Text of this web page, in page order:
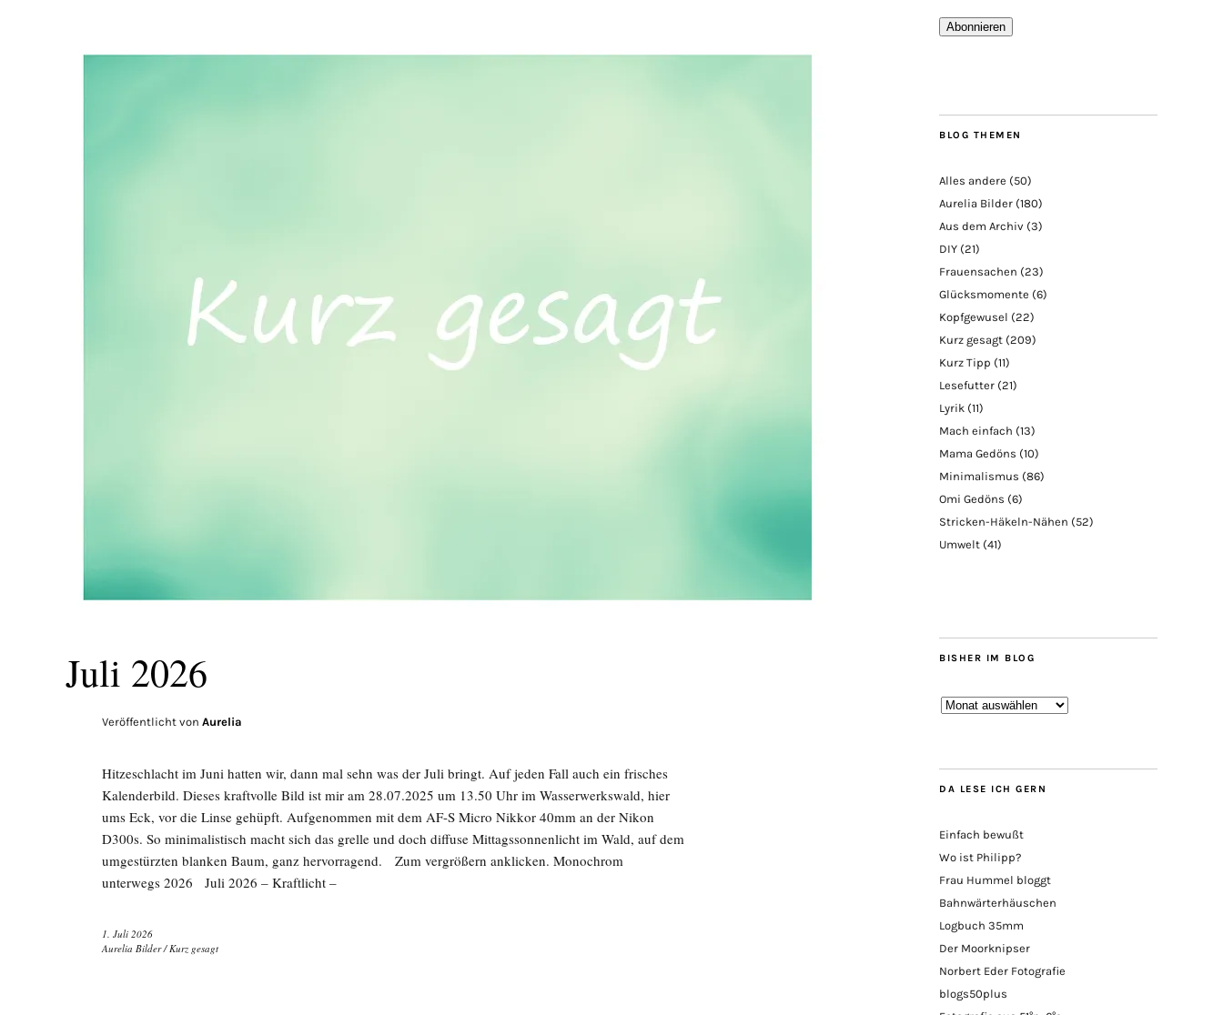
Juli 2026
Veröffentlicht von Aurelia
Hitzeschlacht im Juni hatten wir, dann mal sehn was der Juli bringt. Auf jeden Fall auch ein frisches
Kalenderbild. Dieses kraftvolle Bild ist mir am 28.07.2025 um 13.50 Uhr im Wasserwerkswald, hier
ums Eck, vor die Linse gehüpft. Aufgenommen mit dem AF-S Micro Nikkor 40mm an der Nikon
D300s. So minimalistisch macht sich das grelle und doch diffuse Mittagssonnenlicht im Wald, auf dem
umgestürzten blanken Baum, ganz hervorragend. Zum vergrößern anklicken. Monochrom
unterwegs 2026 Juli 2026 – Kraftlicht –
1. Juli 2026
Aurelia Bilder/Kurz gesagt
Abonnieren
BLOG THEMEN
Alles andere (50)
Aurelia Bilder (180)
Aus dem Archiv (3)
DIY (21)
Frauensachen (23)
Glücksmomente (6)
Kopfgewusel (22)
Kurz gesagt (209)
Kurz Tipp (11)
Lesefutter (21)
Lyrik (11)
Mach einfach (13)
Mama Gedöns (10)
Minimalismus (86)
Omi Gedöns (6)
Stricken-Häkeln-Nähen (52)
Umwelt (41)
BISHER IM BLOG
Bisher
DA LESE ICH GERN
Einfach bewußt
Wo ist Philipp?
Frau Hummel bloggt
Bahnwärterhäuschen
Logbuch 35mm
Der Moorknipser
Norbert Eder Fotografie
blogs50plus